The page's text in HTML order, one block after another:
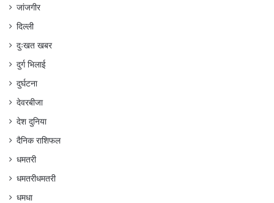
जांजगीर
दिल्ली
दुःखत खबर
दुर्ग भिलाई
दुर्घटना
देवरबीजा
देश दुनिया
दैनिक राशिफल
धमतरी
धमतरीधमतरी
धमधा